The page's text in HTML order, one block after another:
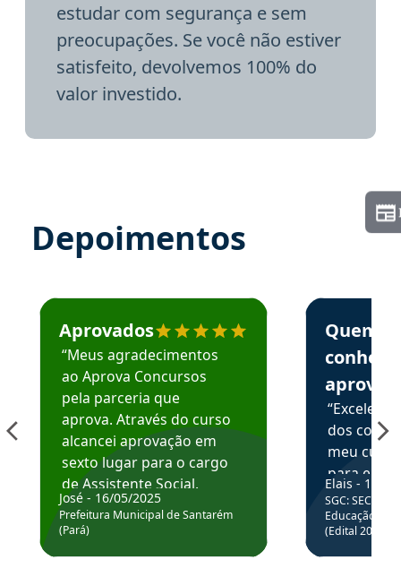
estudar com segurança e sem
preocupações. Se você não estiver
satisfeito, devolvemos 100% do
valor investido.
Depoimentos
Estudante José recomenda o Aprova Concursos em
Aprovados
“Meus agradecimentos
ao Aprova Concursos
pela parceria que
aprova. Através do curso
alcancei aprovação em
sexto lugar para o cargo
de Assistente Social.
Hoje estou atuando na
Prefeitura de Santarém.
José - 16/05/2025
Prefeitura Municipal de Santarém
(Pará)
Estudante
Quem
aprova
dos
meu
para
colocar
através
de
Elais - 15/
SGC: SEC BA
Educação
(Edital